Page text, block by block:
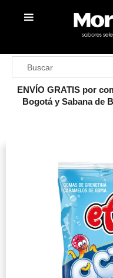
ENVÍO GRATIS por
Bogotá y Sabana de